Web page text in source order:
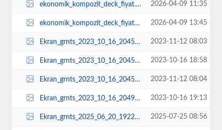
ekonomik_kompozit_deck_fiyat.png 2026-04-09 11:35
ekonomik_kompozit_deck_fiyat_1.png 2026-04-09 13:45
Ekran_grnts_2023_10_16_204547.jpg 2023-11-12 08:03
Ekran_grnts_2023_10_16_204547___Kopya.jpg 2023-10-16 18:58
Ekran_grnts_2023_10_16_204547___Kopya_1.jpg 2023-11-12 08:04
Ekran_grnts_2023_10_16_204935___Kopya.jpg 2023-10-16 19:13
Ekran_grnts_2025_06_20_192224.png 2025-07-25 08:56